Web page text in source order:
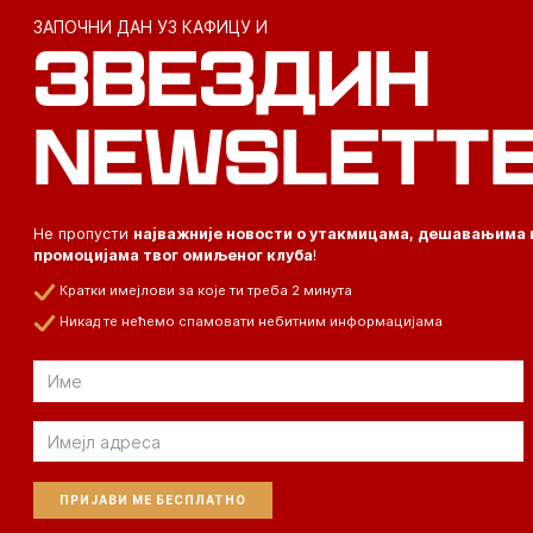
ЗАПОЧНИ ДАН УЗ КАФИЦУ И
ЗВЕЗДИН
Не пропусти најважније новости о утакмицама, дешавањима
промоцијама твог омиљеног клуба!
Кратки имејлови за које ти треба 2 минута
Никад те нећемо спамовати небитним информацијама
Email
Email